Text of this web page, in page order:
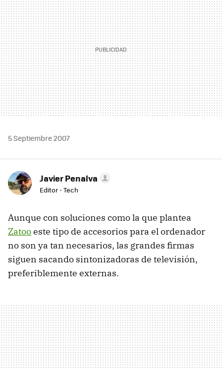
5 Septiembre 2007
Javier Penalva
Editor - Tech
Aunque con soluciones como la que plantea
Zatooeste tipo de accesorios para el ordenador
no son ya tan necesarios, las grandes firmas
siguen sacando sintonizadoras de televisión,
preferiblemente externas.